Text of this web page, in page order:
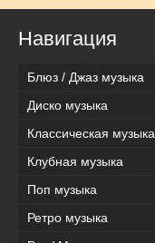
Навигация
Блюз / Джаз музыка
Диско музыка
Классическая музыка
Клубная музыка
Поп музыка
Ретро музыка